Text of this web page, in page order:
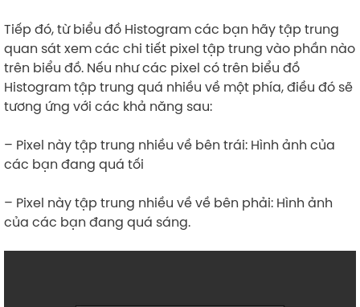
Tiếp đó, từ biểu đồ Histogram các bạn hãy tập trung
quan sát xem các chi tiết pixel tập trung vào phần nào
trên biểu đồ. Nếu như các pixel có trên biểu đồ
Histogram tập trung quá nhiều về một phía, điều đó sẽ
tương ứng với các khả năng sau:
– Pixel này tập trung nhiều về bên trái: Hình ảnh của
các bạn đang quá tối
– Pixel này tập trung nhiều về về bên phải: Hình ảnh
của các bạn đang quá sáng.